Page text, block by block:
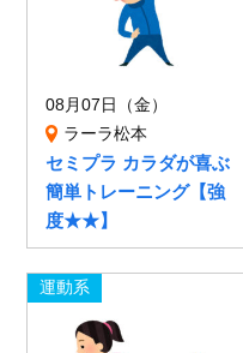
08月07日（金）
ラーラ松本
セミプラ カラダが喜ぶ
簡単トレーニング【強
度★★】
運動系